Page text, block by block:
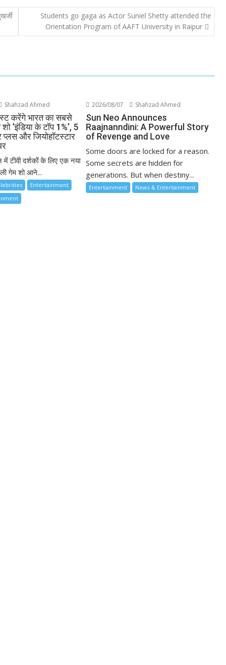
Students go gaga as Actor Suniel Shetty attended the
Orientation Program of AAFT University in Raipur
Shahzad Ahmed
करेंगे भारत का सबसे
‘इंडिया के टॉप 1%’, 5
प्लस और जियोहॉटस्टार
टीवी दर्शकों के लिए एक नया
गेम शो आने...
Entertainment
2026/08/07 Shahzad Ahmed
Sun Neo Announces
Raajnanndini: A Powerful Story
of Revenge and Love
Some doors are locked for a reason.
Some secrets are hidden for
generations. But when destiny...
Entertainment News & Entertainment